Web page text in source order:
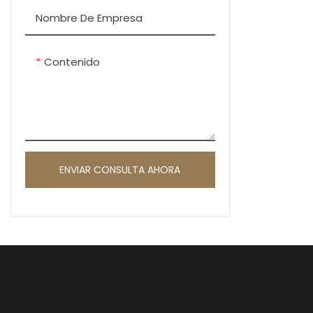
Nombre De Empresa
Contenido
ENVIAR CONSULTA AHORA